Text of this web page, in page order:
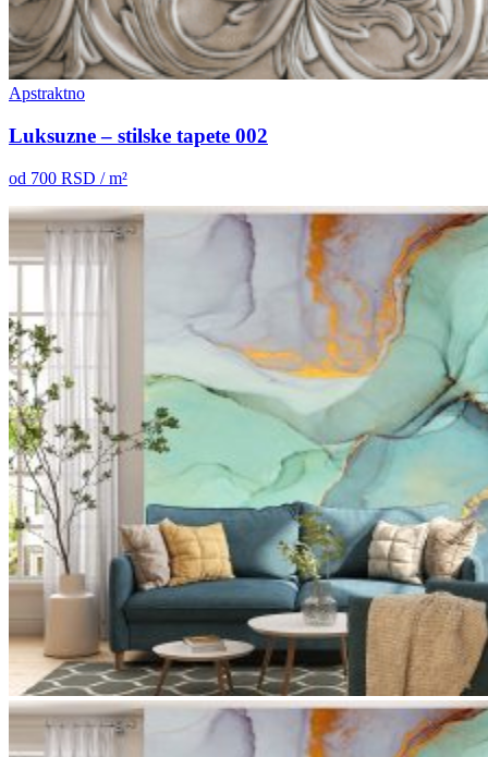
Apstraktno
Luksuzne – stilske tapete 002
od 700 RSD / m²